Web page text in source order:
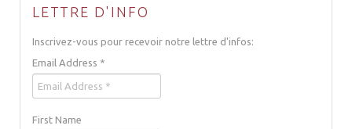
LETTRE D'INFO
Inscrivez-vous pour recevoir notre lettre d'infos:
Email Address *
First Name